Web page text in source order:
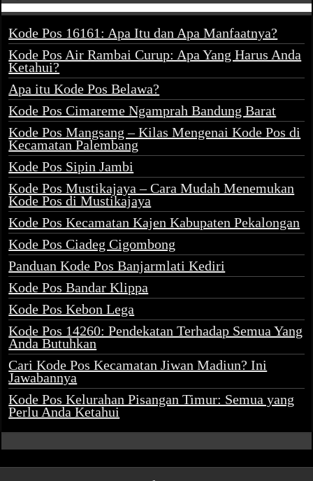
Kode Pos 16161: Apa Itu dan Apa Manfaatnya?
Kode Pos Air Rambai Curup: Apa Yang Harus Anda
Ketahui?
Apa itu Kode Pos Belawa?
Kode Pos Cimareme Ngamprah Bandung Barat
Kode Pos Mangsang – Kilas Mengenai Kode Pos di
Kecamatan Palembang
Kode Pos Sipin Jambi
Kode Pos Mustikajaya – Cara Mudah Menemukan
Kode Pos di Mustikajaya
Kode Pos Kecamatan Kajen Kabupaten Pekalongan
Kode Pos Ciadeg Cigombong
Panduan Kode Pos Banjarmlati Kediri
Kode Pos Bandar Klippa
Kode Pos Kebon Lega
Kode Pos 14260: Pendekatan Terhadap Semua Yang
Anda Butuhkan
Cari Kode Pos Kecamatan Jiwan Madiun? Ini
Jawabannya
Kode Pos Kelurahan Pisangan Timur: Semua yang
Perlu Anda Ketahui